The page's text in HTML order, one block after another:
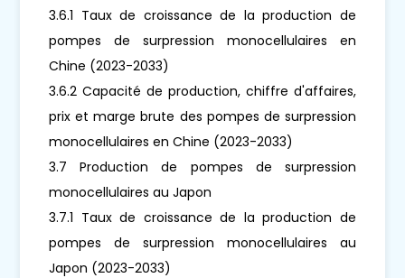
3.6.1 Taux de croissance de la production de
pompes de surpression monocellulaires en
Chine (2023-2033)
3.6.2 Capacité de production, chiffre d'affaires,
prix et marge brute des pompes de surpression
monocellulaires en Chine (2023-2033)
3.7 Production de pompes de surpression
monocellulaires au Japon
3.7.1 Taux de croissance de la production de
pompes de surpression monocellulaires au
Japon (2023-2033)